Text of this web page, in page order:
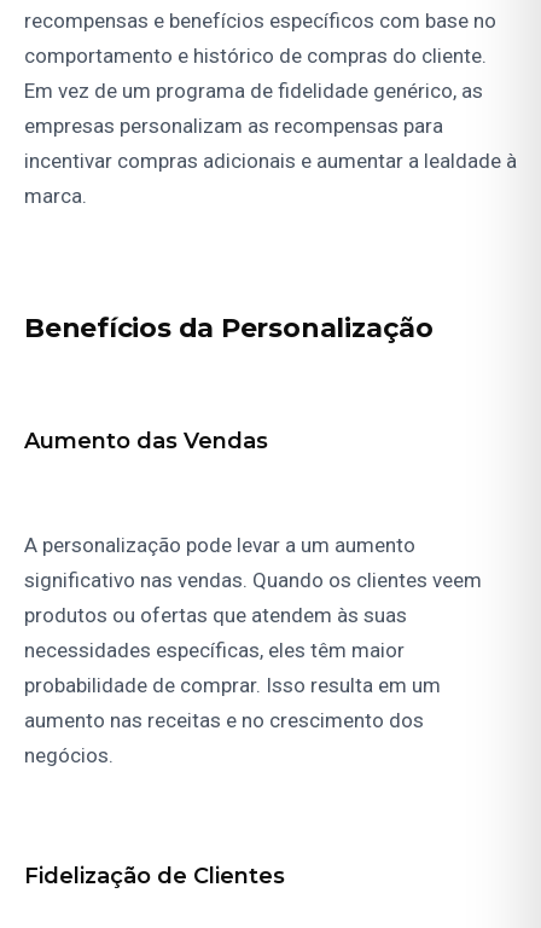
recompensas e benefícios específicos com base no
comportamento e histórico de compras do cliente.
Em vez de um programa de fidelidade genérico, as
empresas personalizam as recompensas para
incentivar compras adicionais e aumentar a lealdade à
marca.
Benefícios da Personalização
Aumento das Vendas
A personalização pode levar a um aumento
significativo nas vendas. Quando os clientes veem
produtos ou ofertas que atendem às suas
necessidades específicas, eles têm maior
probabilidade de comprar. Isso resulta em um
aumento nas receitas e no crescimento dos
negócios.
Fidelização de Clientes